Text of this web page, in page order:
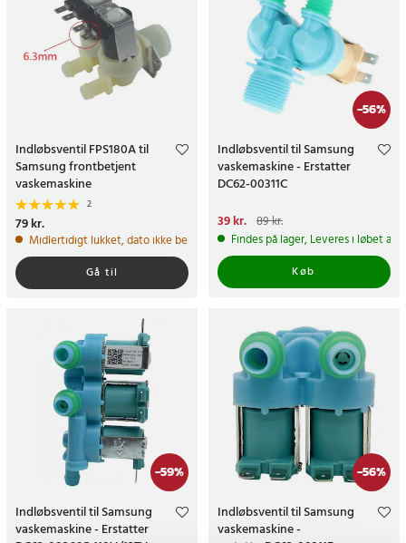
Indløbsventil FPS180A til
Samsung frontbetjent
vaskemaskine
2
Pris:79 kr.
79 kr.
Midlertidigt lukket, dato ikke bekræftet
Gå til
-56%
Indløbsventil til Samsung
vaskemaskine - Erstatter
DC62-00311C
Nuværende pris
pris:89 kr.
39 kr. 89 kr.
Findes på lager, Leveres i løbet af
Køb
-59%
Indløbsventil til Samsung
vaskemaskine - Erstatter
-56%
Indløbsventil til Samsung
vaskemaskine -